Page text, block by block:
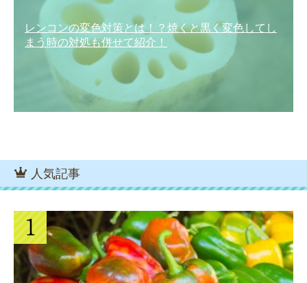
レンコンの変色対策とは！？焼くと黒く変色してし
まう時の対処も併せて紹介！
人気記事